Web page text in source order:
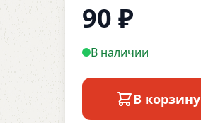
90 ₽
В наличии
В корзину